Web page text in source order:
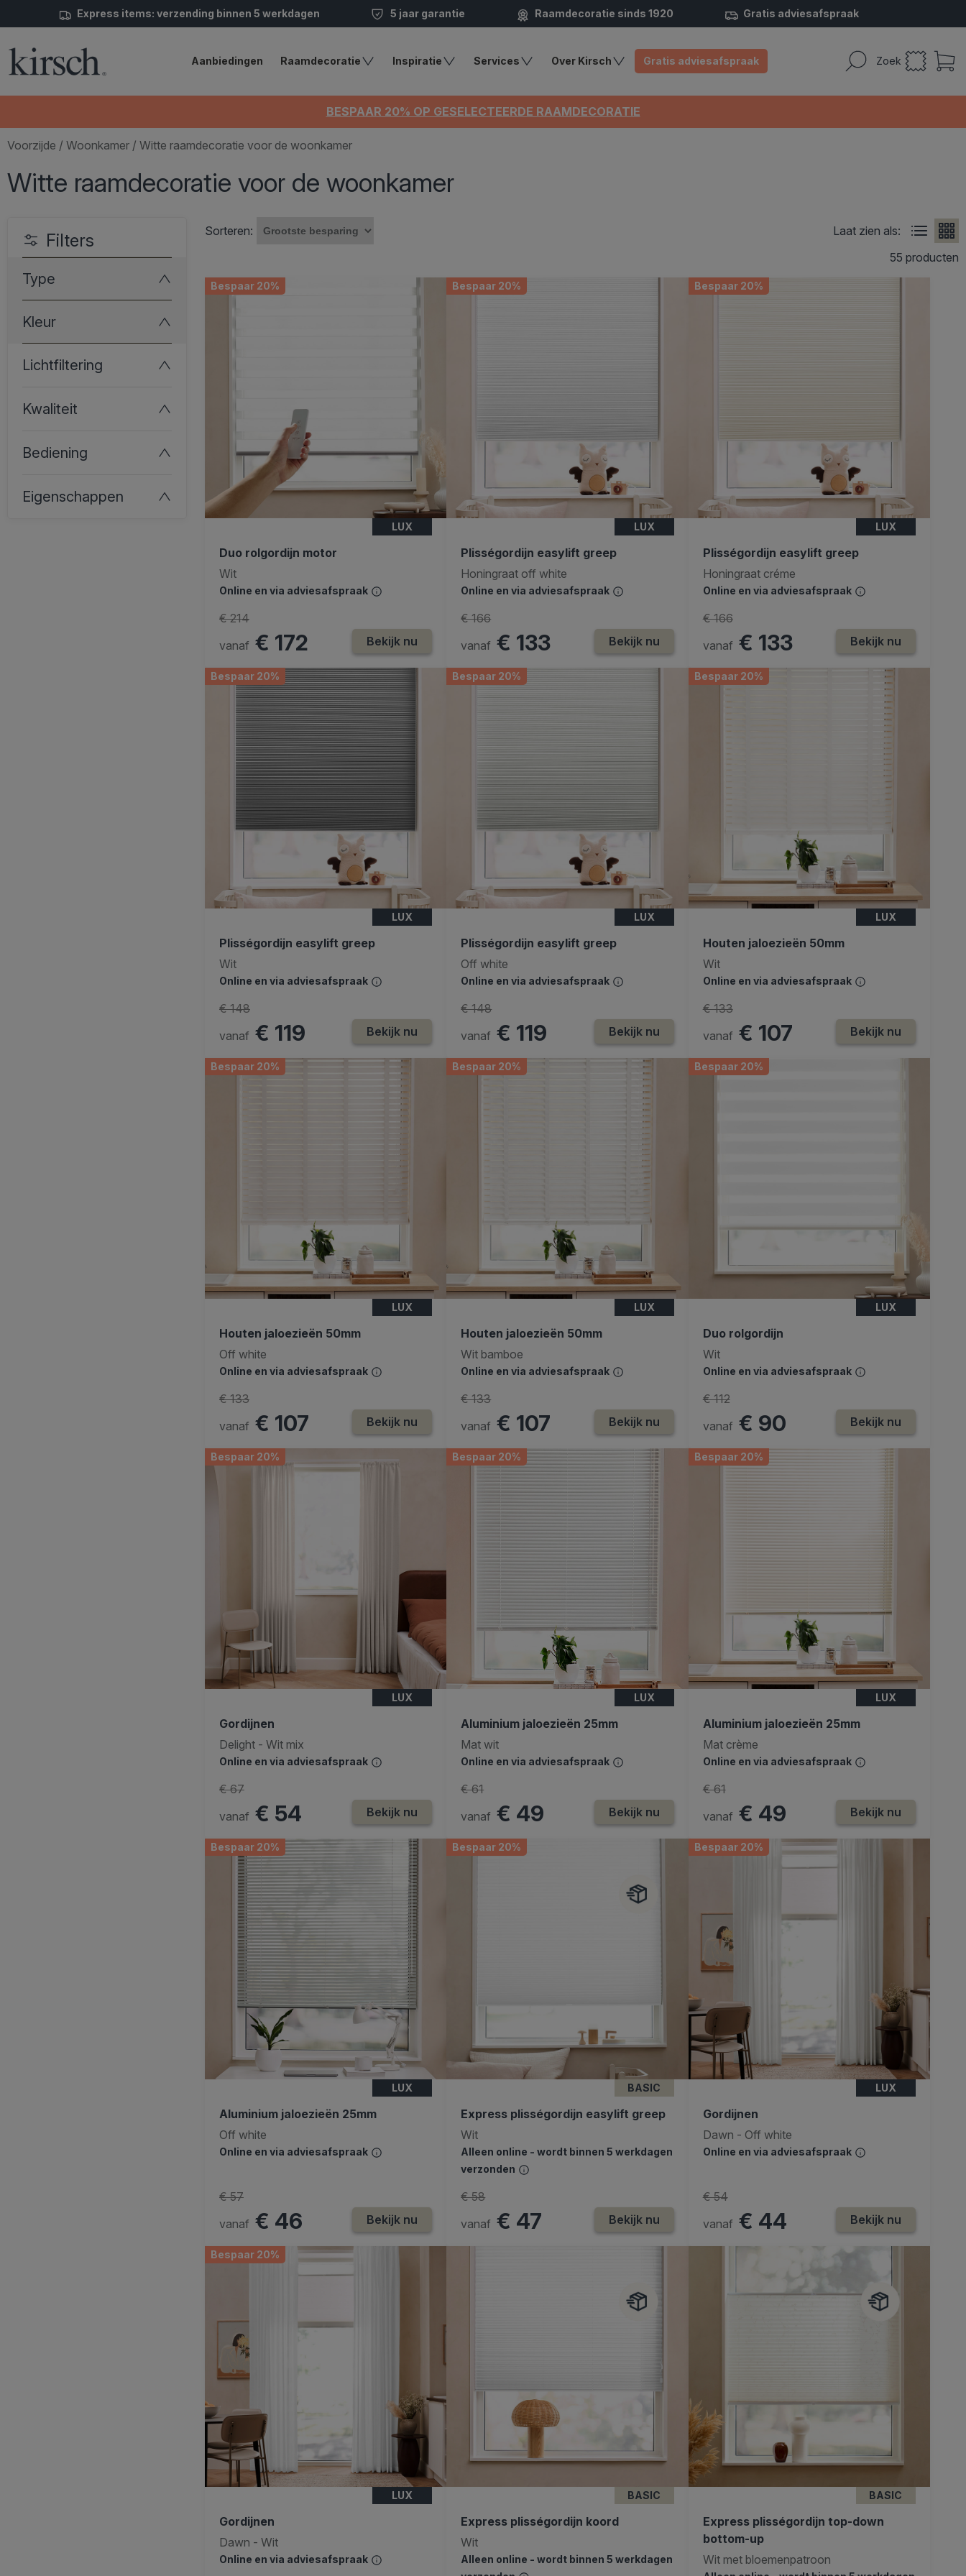
Express items: verzending binnen 5 werkdagen 5 jaar garantie Raamdecoratie sinds 1920 Gratis adviesafspraak
Zoek
Aanbiedingen Raamdecoratie Inspiratie Services Over Kirsch Gratis adviesafspraak
BESPAAR 20% OP GESELECTEERDE RAAMDECORATIE
Voorzijde / Woonkamer / Witte raamdecoratie voor de woonkamer
Witte raamdecoratie voor de woonkamer
Filters
Type
Kleur
Lichtfiltering
Kwaliteit
Bediening
Eigenschappen
Sorteren:
Laat zien als:
55 producten
Bespaar 20%
LUX
Duo rolgordijn motor
Wit
Online en via adviesafspraak
vanaf € 172
€ 214
Bekijk nu
Bespaar 20%
LUX
Plisségordijn easylift greep
Honingraat off white
Online en via adviesafspraak
vanaf € 133
€ 166
Bekijk nu
Bespaar 20%
LUX
Plisségordijn easylift greep
Honingraat créme
Online en via adviesafspraak
vanaf € 133
€ 166
Bekijk nu
Bespaar 20%
LUX
Plisségordijn easylift greep
Wit
Online en via adviesafspraak
vanaf € 119
€ 148
Bekijk nu
Bespaar 20%
LUX
Plisségordijn easylift greep
Off white
Online en via adviesafspraak
vanaf € 119
€ 148
Bekijk nu
Bespaar 20%
LUX
Houten jaloezieën 50mm
Wit
Online en via adviesafspraak
vanaf € 107
€ 133
Bekijk nu
Bespaar 20%
LUX
Houten jaloezieën 50mm
Off white
Online en via adviesafspraak
vanaf € 107
€ 133
Bekijk nu
Bespaar 20%
LUX
Houten jaloezieën 50mm
Wit bamboe
Online en via adviesafspraak
vanaf € 107
€ 133
Bekijk nu
Bespaar 20%
LUX
Duo rolgordijn
Wit
Online en via adviesafspraak
vanaf € 90
€ 112
Bekijk nu
Bespaar 20%
LUX
Gordijnen
Delight - Wit mix
Online en via adviesafspraak
vanaf € 54
€ 67
Bekijk nu
Bespaar 20%
LUX
Aluminium jaloezieën 25mm
Mat wit
Online en via adviesafspraak
vanaf € 49
€ 61
Bekijk nu
Bespaar 20%
LUX
Aluminium jaloezieën 25mm
Mat crème
Online en via adviesafspraak
vanaf € 49
€ 61
Bekijk nu
Bespaar 20%
LUX
Aluminium jaloezieën 25mm
Off white
Online en via adviesafspraak
vanaf € 46
€ 57
Bekijk nu
Bespaar 20%
BASIC
Express plisségordijn easylift greep
Wit
Alleen online - wordt binnen 5 werkdagen
verzonden
vanaf € 47
€ 58
Bekijk nu
Bespaar 20%
LUX
Gordijnen
Dawn - Off white
Online en via adviesafspraak
vanaf € 44
€ 54
Bekijk nu
Bespaar 20%
LUX
Gordijnen
Dawn - Wit
Online en via adviesafspraak
BASIC
Express plisségordijn koord
Wit
Alleen online - wordt binnen 5 werkdagen
BASIC
Express plisségordijn top-down
bottom-up
Wit met bloemenpatroon